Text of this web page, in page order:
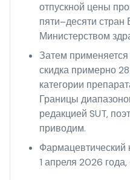
отпускной цены
пяти–десяти
Министерством
Затем
скидка примерно
категории
Границы
редакцией SUT,
приводим.
Фармацевтический
1 апреля 2026